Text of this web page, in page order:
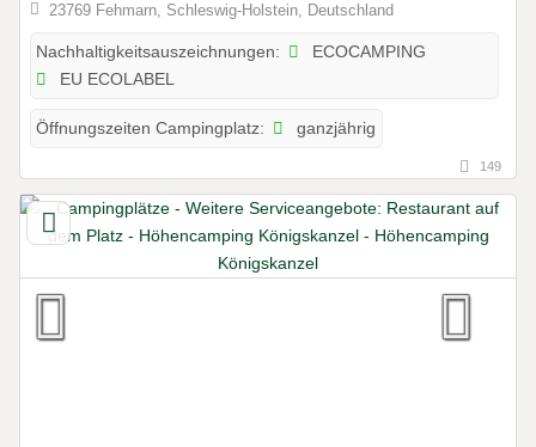
23769 Fehmarn, Schleswig-Holstein, Deutschland
Nachhaltigkeitsauszeichnungen:
ECOCAMPING
EU ECOLABEL
Öffnungszeiten Campingplatz: ganzjährig
149